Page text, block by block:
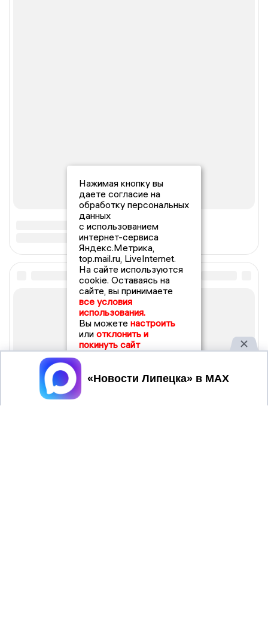
Нажимая кнопку вы
даете согласие на
обработку персональных
данных
с использованием
интернет-сервиса
Яндекс.Метрика,
top.mail.ru, LiveInternet.
На сайте используются
cookie. Оставаясь на
сайте, вы принимаете
все условия
использования.
Вы можете настроить
или отклонить и
покинуть сайт
Принять